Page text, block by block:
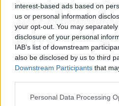
interest-based ads based on
us or personal information
your opt-out. You may
disclosure of your personal
IAB’s list of downstream
also be disclosed by us to third
Downstream Participants that
Personal Data Processing
ten sposób co wieczór
którym została
postanowił jednak
napawa mężczyznę
ukąszenie w stopę,
tylko pszczoła.
nie jest to pająk, który
najczęściej atakuje i